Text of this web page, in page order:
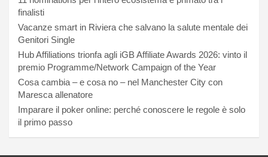
finalisti
Vacanze smart in Riviera che salvano la salute mentale dei
Genitori Single
Hub Affiliations trionfa agli iGB Affiliate Awards 2026: vinto il
premio Programme/Network Campaign of the Year
Cosa cambia – e cosa no – nel Manchester City con
Maresca allenatore
Imparare il poker online: perché conoscere le regole è solo
il primo passo